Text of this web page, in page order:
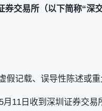
券交易所（以下简称“深
记载、误导性陈述或重
11日收到深圳证券交易